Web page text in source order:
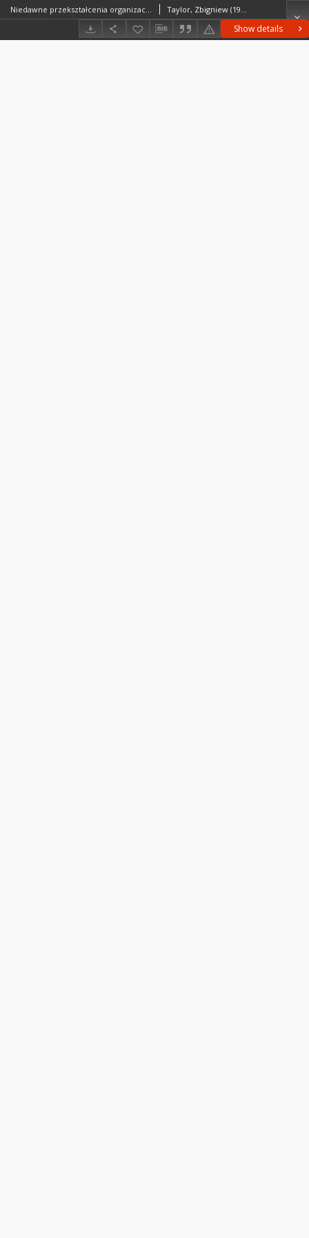
Show details
Niedawne przekształcenia organizacyjno-własnościowe przedsiębiorstw transportu kolejowego w Polsce - część I = Recent organizational and ownership transformation in rail transport companies in Poland - part I Taylor, Zbigniew (1946– )Ciechański, Ariel